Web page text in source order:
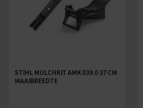
STIHL MULCHKIT AMK 039.0 37 CM
MAAIBREEDTE